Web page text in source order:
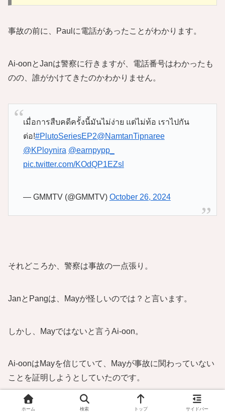
事故の前に、Paulに電話があったことがわかります。
Ai-oonとJanは警察に行きますが、電話番号はわかったも
のの、誰がかけてきたのかわかりません。
เมื่อการสืบคดีครั้งนี้มันไม่ง่าย แต่ไม่ท้อ เราไปกัน
ต่อ!#PlutoSeriesEP2@NamtanTipnaree
@KPloynira @earnpypp_
pic.twitter.com/KOdQP1EZsl
— GMMTV (@GMMTV) October 26, 2024
それどころか、警察は事故の一点張り。
JanとPangは、Mayが怪しいのでは？と言います。
しかし、Mayではないと言うAi-oon。
Ai-oonはMayを信じていて、Mayが事故に関わっていない
ことを証明しようとしていたのです。
電話の相手は誰なのか？
ホーム 検索 トップ サイドバー